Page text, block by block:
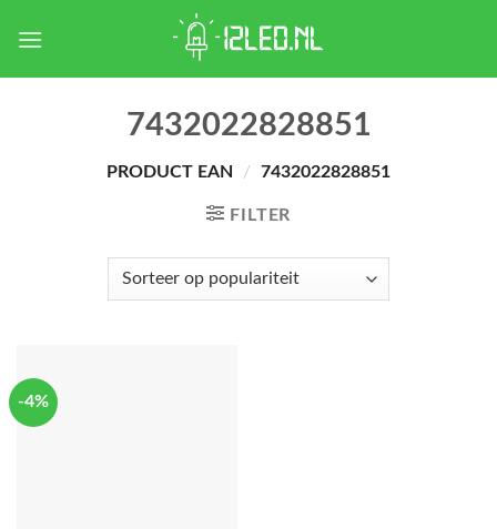
7432022828851
PRODUCT EAN / 7432022828851
FILTER
-4%